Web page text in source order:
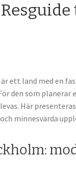
är ett land med en
den som
Här
minnesvärda